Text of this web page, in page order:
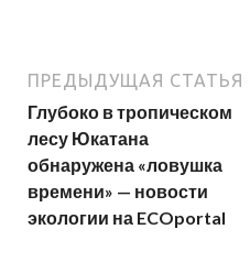
ПРЕДЫДУЩАЯ СТАТЬЯ
Глубоко в тропическом
лесу Юкатана
обнаружена «ловушка
времени» — новости
экологии на ECOportal